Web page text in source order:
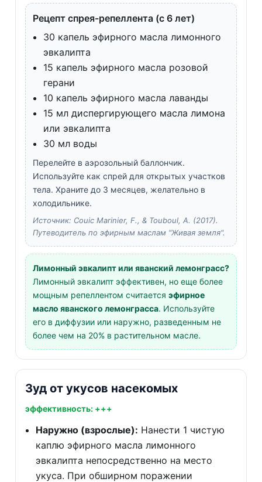
Рецепт спрея-репеллента (с 6 лет)
30 капель эфирного масла лимонного
эвкалипта
15 капель эфирного масла розовой
герани
10 капель эфирного масла лаванды
15 мл диспергирующего масла лимона
или эвкалипта
30 мл воды
Перелейте в аэрозольный баллончик.
Используйте как спрей для открытых участков
тела. Храните до 3 месяцев, желательно в
холодильнике.
Источник: Couic Marinier, F., & Touboul, A. (2017).
Путеводитель по эфирным маслам "Живая земля".
Лимонный эвкалипт или яванский лемонграсс?
Лимонный эвкалипт эффективен, но еще более
мощным репеллентом считается эфирное
масло яванского лемонграсса. Используйте
его в диффузии или наружно, разведенным не
более чем на 20% в растительном масле.
Зуд от укусов насекомых
эффективность: +++
Наружно (взрослые): Нанести 1 чистую
каплю эфирного масла лимонного
эвкалипта непосредственно на место
укуса. При обширном поражении